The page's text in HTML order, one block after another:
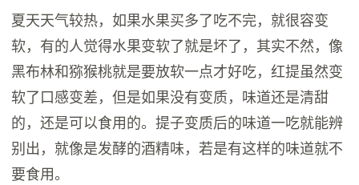
夏天天气较热，如果水果买多了吃不完，就很容变
软，有的人觉得水果变软了就是坏了，其实不然，像
黑布林和猕猴桃就是要放软一点才好吃，红提虽然变
软了口感变差，但是如果没有变质，味道还是清甜
的，还是可以食用的。提子变质后的味道一吃就能辨
别出，就像是发酵的酒精味，若是有这样的味道就不
要食用。